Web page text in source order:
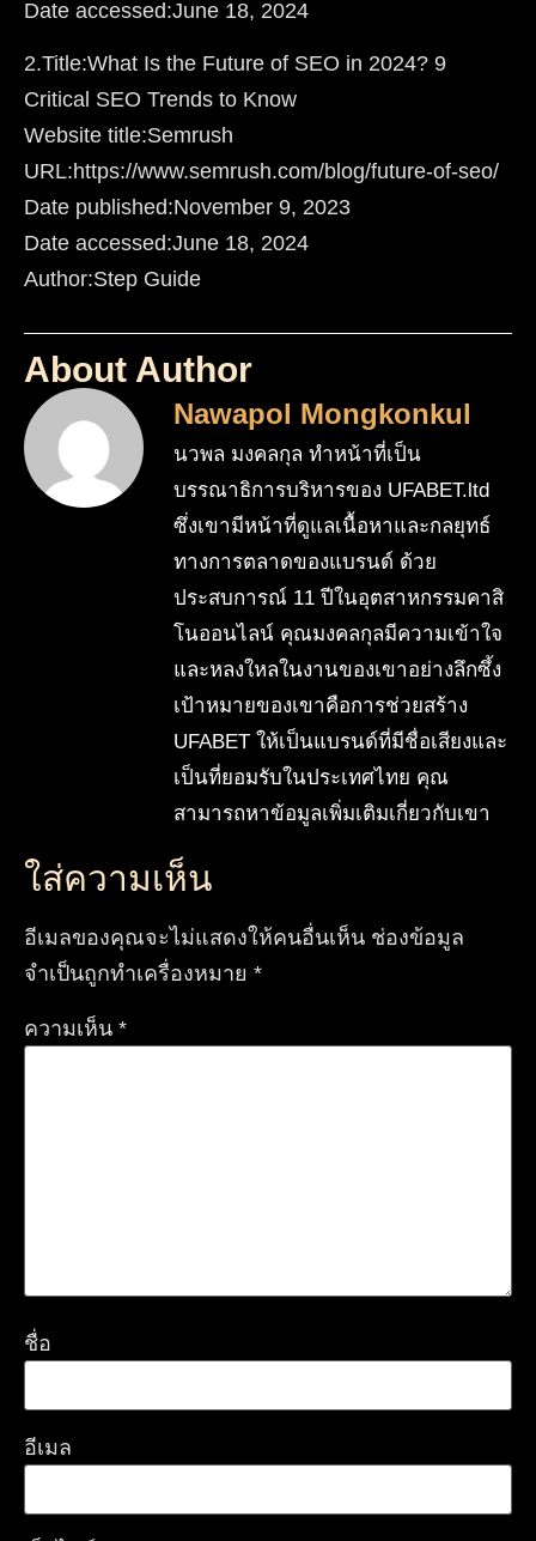
Date accessed:June 18, 2024
2.Title:What Is the Future of SEO in 2024? 9
Critical SEO Trends to Know
Website title:Semrush
URL:https://www.semrush.com/blog/future-of-seo/
Date published:November 9, 2023
Date accessed:June 18, 2024
Author:Step Guide
About Author
Nawapol Mongkonkul
นวพล มงคลกุล ทำหน้าที่เป็น
บรรณาธิการบริหารของ UFABET.ltd
ซึ่งเขามีหน้าที่ดูแลเนื้อหาและกลยุทธ์
ทางการตลาดของแบรนด์ ด้วย
ประสบการณ์ 11 ปีในอุตสาหกรรมคาสิ
โนออนไลน์ คุณมงคลกุลมีความเข้าใจ
และหลงใหลในงานของเขาอย่างลึกซึ้ง
เป้าหมายของเขาคือการช่วยสร้าง
UFABET ให้เป็นแบรนด์ที่มีชื่อเสียงและ
เป็นที่ยอมรับในประเทศไทย คุณ
สามารถหาข้อมูลเพิ่มเติมเกี่ยวกับเขา
ใส่ความเห็น
อีเมลของคุณจะไม่แสดงให้คนอื่นเห็น ช่องข้อมูล
จำเป็นถูกทำเครื่องหมาย *
ความเห็น *
ชื่อ
อีเมล